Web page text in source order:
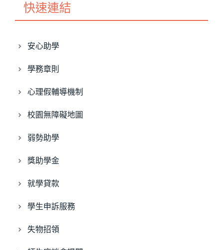
快速連結
安心助學
學務章則
心理假輔導機制
校園無障礙地圖
弱勢助學
獎助學金
就學貸款
學生申訴服務
失物招領